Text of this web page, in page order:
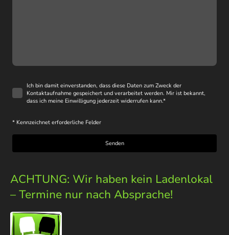
Ich bin damit einverstanden, dass diese Daten zum Zweck der
Kontaktaufnahme gespeichert und verarbeitet werden. Mir ist bekannt,
dass ich meine Einwilligung jederzeit widerrufen kann.*
* Kennzeichnet erforderliche Felder
Senden
ACHTUNG: Wir haben kein Ladenlokal
– Termine nur nach Absprache!